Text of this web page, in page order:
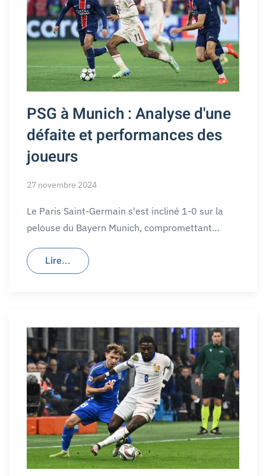
PSG à Munich : Analyse d'une
défaite et performances des
joueurs
27 novembre 2024
Le Paris Saint-Germain s'est incliné 1-0 sur la
pelouse du Bayern Munich, compromettant…
Lire...